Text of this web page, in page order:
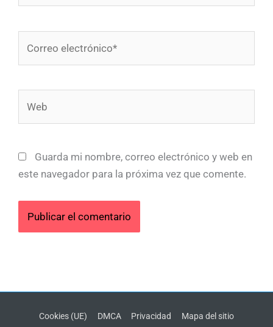
electrónico*
Guarda mi nombre, correo electrónico y web en
este navegador para la próxima vez que comente.
Cookies (UE) DMCA Privacidad Mapa del sitio